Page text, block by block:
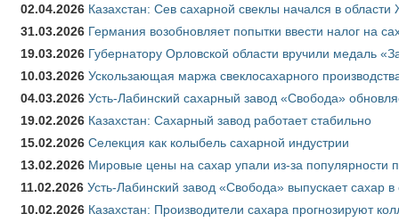
02.04.2026 Казахстан: Сев сахарной свеклы начался в области
31.03.2026 Германия возобновляет попытки ввести налог на
19.03.2026 Губернатору Орловской области вручили медаль
10.03.2026 Ускользающая маржа свеклосахарного
04.03.2026 Усть-Лабинский сахарный завод «Свобода»
19.02.2026 Казахстан: Сахарный завод работает стабильно
15.02.2026 Селекция как колыбель сахарной индустрии
13.02.2026 Мировые цены на сахар упали из-за популярности
11.02.2026 Усть-Лабинский завод «Свобода» выпускает сахар в
10.02.2026 Казахстан: Производители сахара прогнозируют